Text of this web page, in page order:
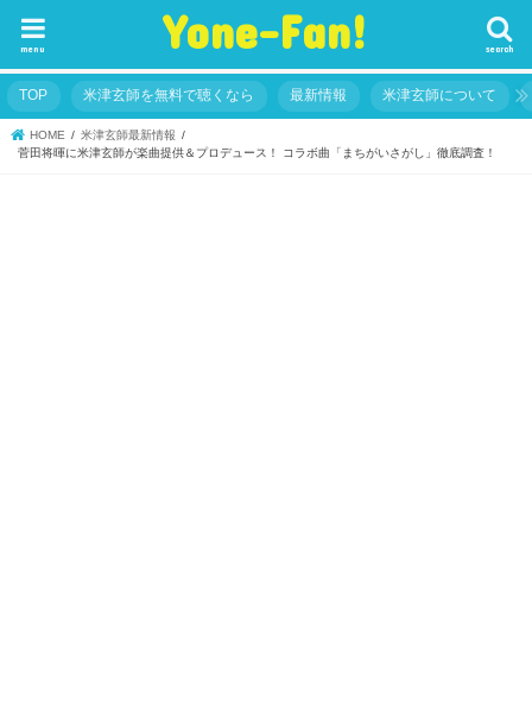
Yone-Fan! search
menu
TOP 米津玄師を無料で聴くなら 最新情報 米津玄師について
HOME
米津玄師最新情報
菅田将暉に米津玄師が楽曲提供＆プロデュース！ コラボ曲「まちがいさがし」徹底調査！